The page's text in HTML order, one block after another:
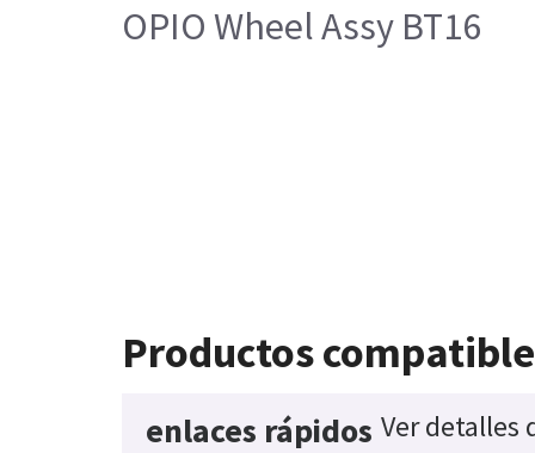
OPIO Wheel Assy BT16
Productos
enlaces rápidos Ver detalles